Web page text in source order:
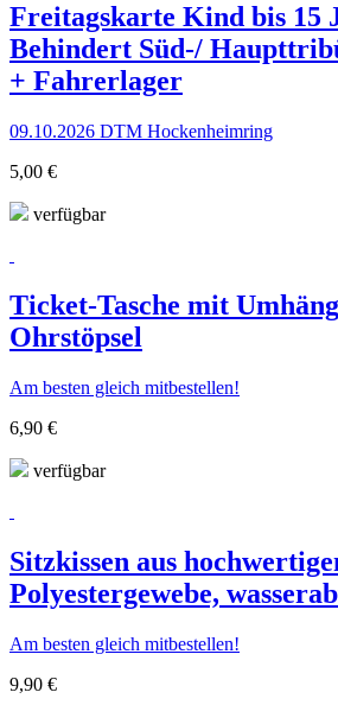
Freitagskarte Kind bis 15
Behindert Süd-/
+ Fahrerlager
09.10.2026 DTM Hockenheimring
5,00 €
verfügbar
Ticket-Tasche mit
Ohrstöpsel
Am besten gleich mitbestellen!
6,90 €
verfügbar
Sitzkissen aus
Polyestergewebe,
Am besten gleich mitbestellen!
9,90 €